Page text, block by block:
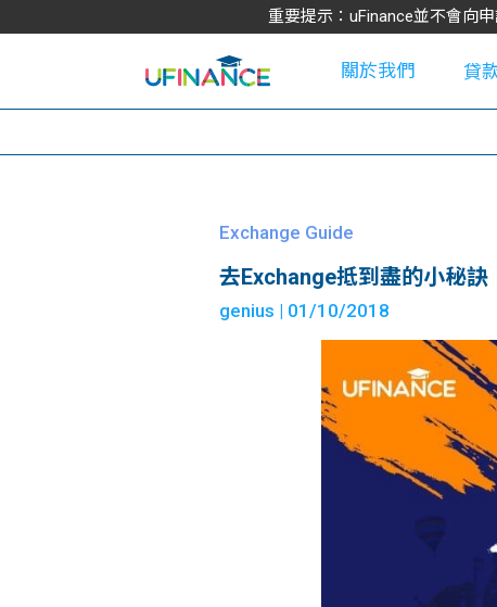
重要提示：uFinance並不會向
關於我們
貸
學
大
機
網
款
Exchange Guide
去Exchange抵到盡的小秘訣
genius | 01/10/2018